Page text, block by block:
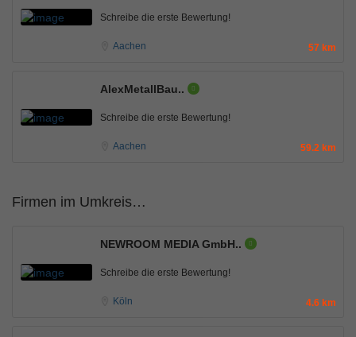
Schreibe die erste Bewertung!
Aachen 57 km
AlexMetallBau..
Schreibe die erste Bewertung!
Aachen 59.2 km
Firmen im Umkreis…
NEWROOM MEDIA GmbH..
Schreibe die erste Bewertung!
Köln 4.6 km